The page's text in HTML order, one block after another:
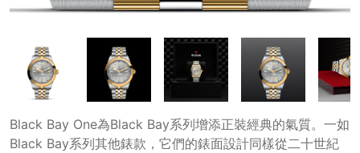
Black Bay One為Black Bay系列增添正裝經典的氣質。一如
Black Bay系列其他錶款，它們的錶面設計同樣從二十世紀